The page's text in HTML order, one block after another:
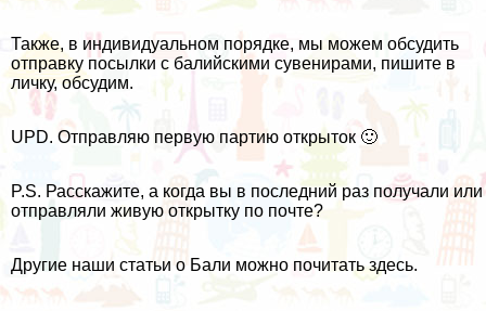
Также, в индивидуальном порядке, мы можем обсудить
отправку посылки с балийскими сувенирами, пишите в
личку, обсудим.
UPD. Отправляю первую партию открыток 🙂
P.S. Расскажите, а когда вы в последний раз получали или
отправляли живую открытку по почте?
Другие наши статьи о Бали можно почитать здесь.